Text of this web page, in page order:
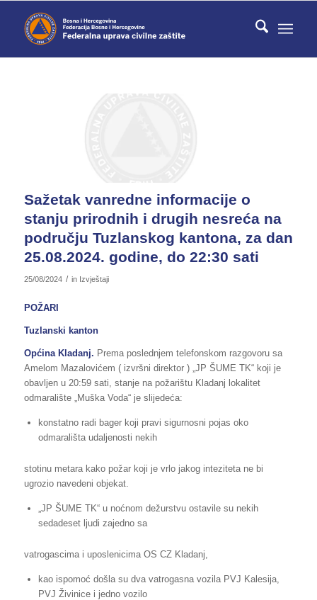
Sažetak vanredne informacije o
stanju prirodnih i drugih nesreća na
području Tuzlanskog kantona, za dan
25.08.2024. godine, do 22:30 sati
25/08/2024 / in Izvještaji
POŽARI
Tuzlanski kanton
Općina Kladanj. Prema poslednjem telefonskom razgovoru sa
Amelom Mazalovićem ( izvršni direktor ) „JP ŠUME TK“ koji je
obavljen u 20:59 sati, stanje na požarištu Kladanj lokalitet
odmaralište „Muška Voda“ je slijedeća:
konstatno radi bager koji pravi sigurnosni pojas oko
odmarališta udaljenosti nekih
stotinu metara kako požar koji je vrlo jakog inteziteta ne bi
ugrozio navedeni objekat.
„JP ŠUME TK“ u noćnom dežurstvu ostavile su nekih
sedadeset ljudi zajedno sa
vatrogascima i uposlenicima OS CZ Kladanj,
kao ispomoć došla su dva vatrogasna vozila PVJ Kalesija,
PVJ Živinice i jedno vozilo